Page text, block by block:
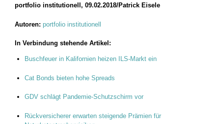
portfolio institutionell, 09.02.2018/Patrick Eisele
Autoren: portfolio institutionell
In Verbindung stehende Artikel:
Buschfeuer in Kalifornien heizen ILS-Markt ein
Cat Bonds bieten hohe Spreads
GDV schlägt Pandemie-Schutzschirm vor
Rückversicherer erwarten steigende Prämien für